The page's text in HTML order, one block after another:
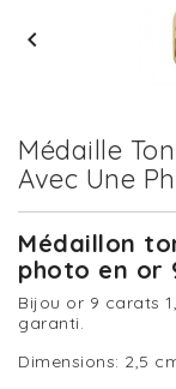

Médaille
Avec Une
Médaillon
photo en or
Bijou or 9 carats
garanti.
Dimensions: 2,5